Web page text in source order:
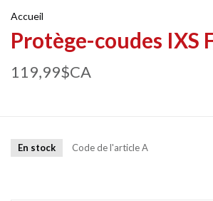
Accueil
Protège-coudes IXS
119,99$CA
En stock Code de l'articleA